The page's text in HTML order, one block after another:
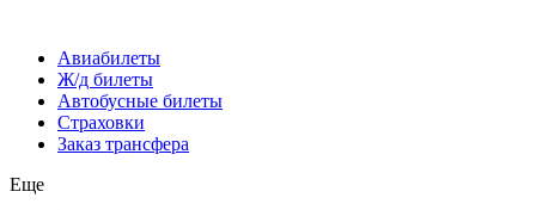
Авиабилеты
Ж/д билеты
Автобусные билеты
Страховки
Заказ трансфера
Еще